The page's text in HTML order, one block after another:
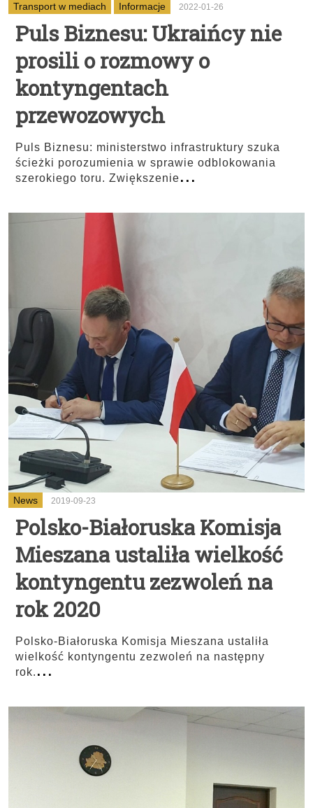
Transport w mediach Informacje 2022-01-26
Puls Biznesu: Ukraińcy nie
prosili o rozmowy o
kontyngentach
przewozowych
Puls Biznesu: ministerstwo infrastruktury szuka
ścieżki porozumienia w sprawie odblokowania
szerokiego toru. Zwiększenie...
News 2019-09-23
Polsko-Białoruska Komisja
Mieszana ustaliła wielkość
kontyngentu zezwoleń na
rok 2020
Polsko-Białoruska Komisja Mieszana ustaliła
wielkość kontyngentu zezwoleń na następny
rok....